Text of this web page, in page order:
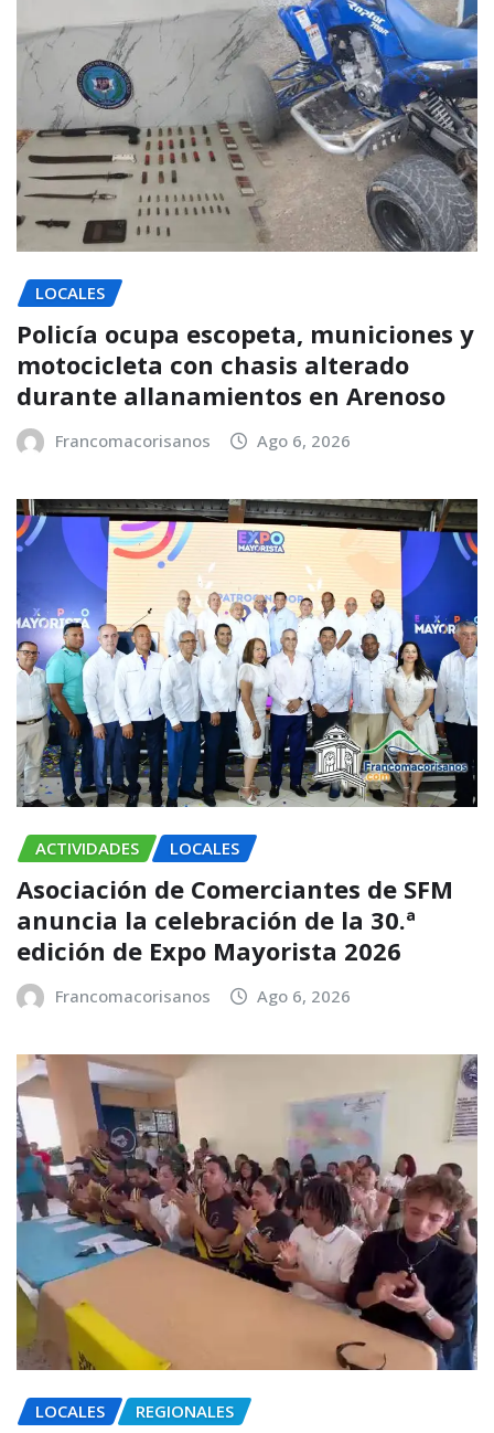
LOCALES
Policía ocupa escopeta, municiones y
motocicleta con chasis alterado
durante allanamientos en Arenoso
Francomacorisanos Ago 6, 2026
ACTIVIDADES LOCALES
Asociación de Comerciantes de SFM
anuncia la celebración de la 30.ª
edición de Expo Mayorista 2026
Francomacorisanos Ago 6, 2026
LOCALES REGIONALES